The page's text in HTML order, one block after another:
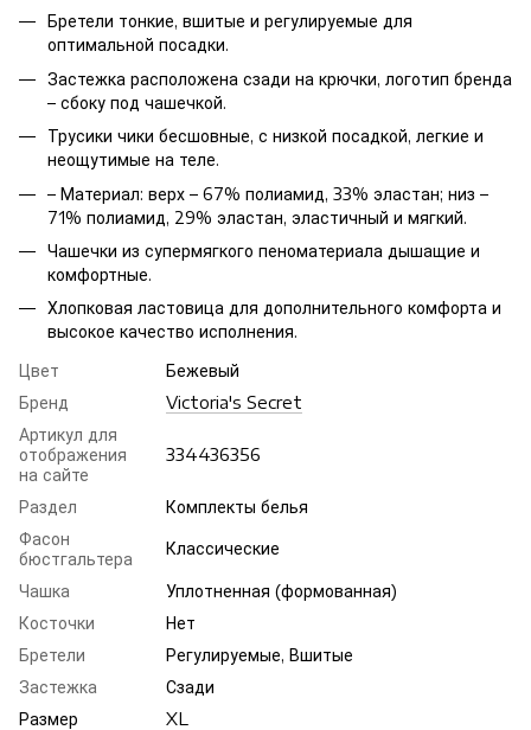
Бретели тонкие, вшитые и регулируемые для
оптимальной посадки.
Застежка расположена сзади на крючки, логотип бренда
– сбоку под чашечкой.
Трусики чики бесшовные, с низкой посадкой, легкие и
неощутимые на теле.
– Материал: верх – 67% полиамид, 33% эластан; низ –
71% полиамид, 29% эластан, эластичный и мягкий.
Чашечки из супермягкого пеноматериала дышащие и
комфортные.
Хлопковая ластовица для дополнительного комфорта и
высокое качество исполнения.
Цвет
Бежевый
Бренд
Victoria's Secret
Артикул для
отображения
на сайте
334436356
Раздел
Комплекты белья
Фасон
бюстгальтера
Классические
Чашка
Уплотненная (формованная)
Косточки
Нет
Бретели
Регулируемые, Вшитые
Застежка
Сзади
Размер
XL